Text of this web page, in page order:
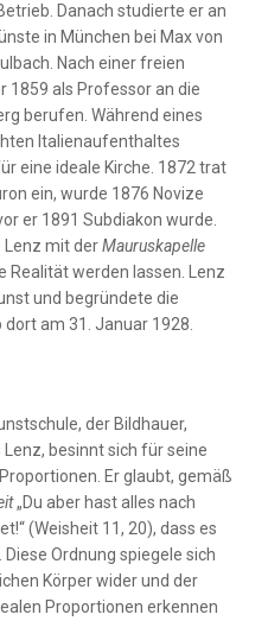
Danach studierte er an
in München bei Max von
Nach einer freien
1859 als Professor an die
berufen. Während eines
Italienaufenthaltes
eine ideale Kirche. 1872 trat
ein, wurde 1876 Novize
er 1891 Subdiakon wurde.
Lenz mit derMauruskapelle
Realität werden lassen. Lenz
und begründete die
dort am 31. Januar 1928.
der Bildhauer,
besinnt sich für seine
Er glaubt, gemäß
„Du aber hast alles nach
(Weisheit 11, 20), dass es
Ordnung spiegele sich
Körper wider und der
Proportionen erkennen